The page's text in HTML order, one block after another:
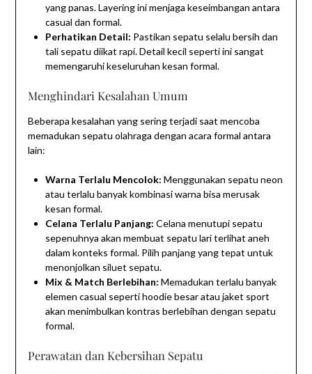
yang panas. Layering ini menjaga keseimbangan antara
casual dan formal.
Perhatikan Detail: Pastikan sepatu selalu bersih dan
tali sepatu diikat rapi. Detail kecil seperti ini sangat
memengaruhi keseluruhan kesan formal.
Menghindari Kesalahan Umum
Beberapa kesalahan yang sering terjadi saat mencoba
memadukan sepatu olahraga dengan acara formal antara
lain:
Warna Terlalu Mencolok: Menggunakan sepatu neon
atau terlalu banyak kombinasi warna bisa merusak
kesan formal.
Celana Terlalu Panjang: Celana menutupi sepatu
sepenuhnya akan membuat sepatu lari terlihat aneh
dalam konteks formal. Pilih panjang yang tepat untuk
menonjolkan siluet sepatu.
Mix & Match Berlebihan: Memadukan terlalu banyak
elemen casual seperti hoodie besar atau jaket sport
akan menimbulkan kontras berlebihan dengan sepatu
formal.
Perawatan dan Kebersihan Sepatu